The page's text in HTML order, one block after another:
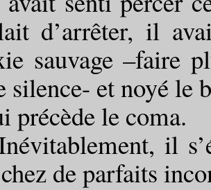
d’arrêter, il
sauvage –faire
silence- et noyé le
précède le coma.
il
de parfaits